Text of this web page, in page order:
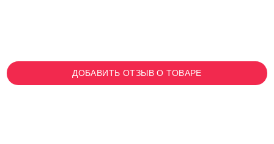
ДОБАВИТЬ ОТЗЫВ О ТОВАРЕ